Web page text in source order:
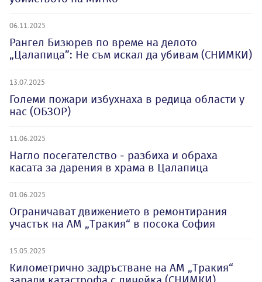
06.11.2025
Рангел Бизюрев по време на делото
„Цалапица”: Не съм искал да убивам (СНИМКИ)
13.07.2025
Големи пожари избухнаха в редица области у
нас (ОБЗОР)
11.06.2025
Нагло посегателство - разбиха и обраха
касата за дарения в храма в Цалапица
01.06.2025
Ограничават движението в ремонтирания
участък на АМ „Тракия“ в посока София
15.05.2025
Километрично задръстване на АМ „Тракия“